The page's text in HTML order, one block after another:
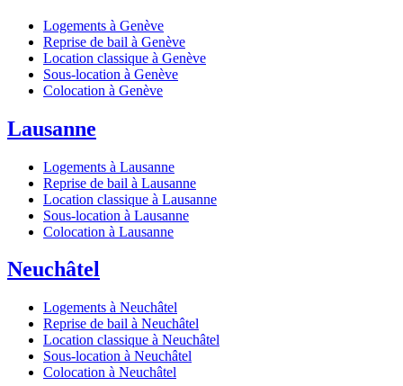
Logements à Genève
Reprise de bail à Genève
Location classique à Genève
Sous-location à Genève
Colocation à Genève
Lausanne
Logements à Lausanne
Reprise de bail à Lausanne
Location classique à Lausanne
Sous-location à Lausanne
Colocation à Lausanne
Neuchâtel
Logements à Neuchâtel
Reprise de bail à Neuchâtel
Location classique à Neuchâtel
Sous-location à Neuchâtel
Colocation à Neuchâtel